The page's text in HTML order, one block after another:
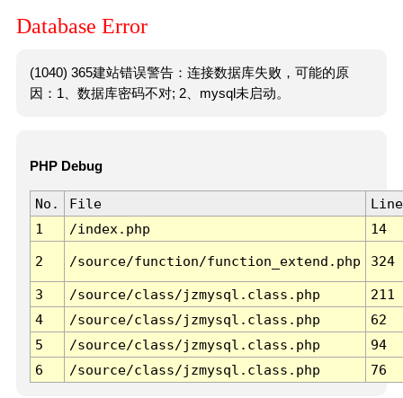
Database Error
(1040) 365建站错误警告：连接数据库失败，可能的原
因：1、数据库密码不对; 2、mysql未启动。
PHP Debug
No. File
Line
1
/index.php 14
2 /source/function/function_extend.php 324
3 /source/class/jzmysql.class.php
211
4
/source/class/jzmysql.class.php
62
5
/source/class/jzmysql.class.php
94
6
/source/class/jzmysql.class.php 76